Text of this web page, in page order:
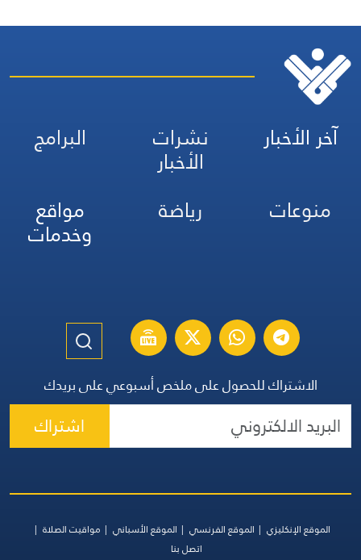
آخر الأخبار نشرات
الأخبار
البرامج
منوعات
رياضة مواقع
وخدمات
الاشتراك للحصول على ملخص أسبوعي على بريدك
اشتراك
الموقع الإنكليزي الموقع الفرنسي الموقع الأسباني
مواقيت الصلاة
اتصل بنا